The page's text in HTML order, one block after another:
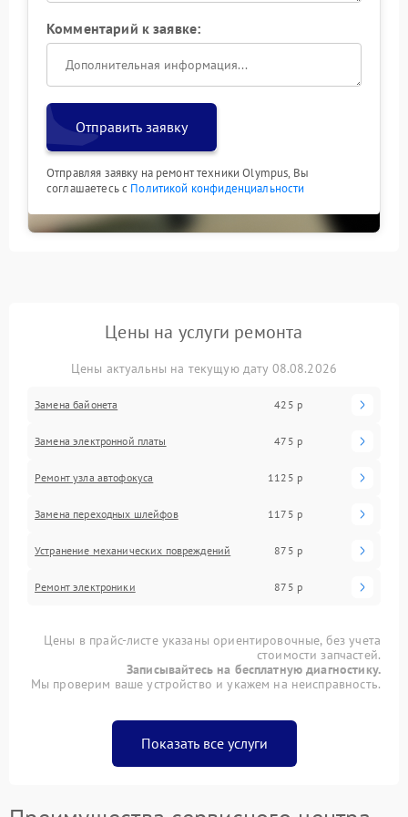
Комментарий к заявке:
Отправить заявку
Отправляя заявку на ремонт техники Olympus, Вы
соглашаетесь с Политикой конфиденциальности
Цены на услуги ремонта
Цены актуальны на текущую дату 08.08.2026
Замена байонета 425 р
Замена электронной платы 475 р
Ремонт узла автофокуса 1125 р
Замена переходных шлейфов 1175 р
Устранение механических повреждений 875 р
Ремонт электроники 875 р
Цены в прайс-листе указаны ориентировочные, без учета
стоимости запчастей.
Записывайтесь на бесплатную диагностику.
Мы проверим ваше устройство и укажем на неисправность.
Показать все услуги